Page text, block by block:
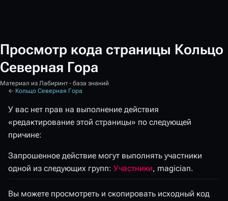
Просмотр кода страницы Кольцо
Северная Гора
Материал из Лабиринт - база знаний
← Кольцо Северная Гора
У вас нет прав на выполнение действия
«редактирование этой страницы» по следующей
причине:
Запрошенное действие могут выполнять участники
одной из следующих групп: Участники, magician.
Вы можете просмотреть и скопировать исходный код